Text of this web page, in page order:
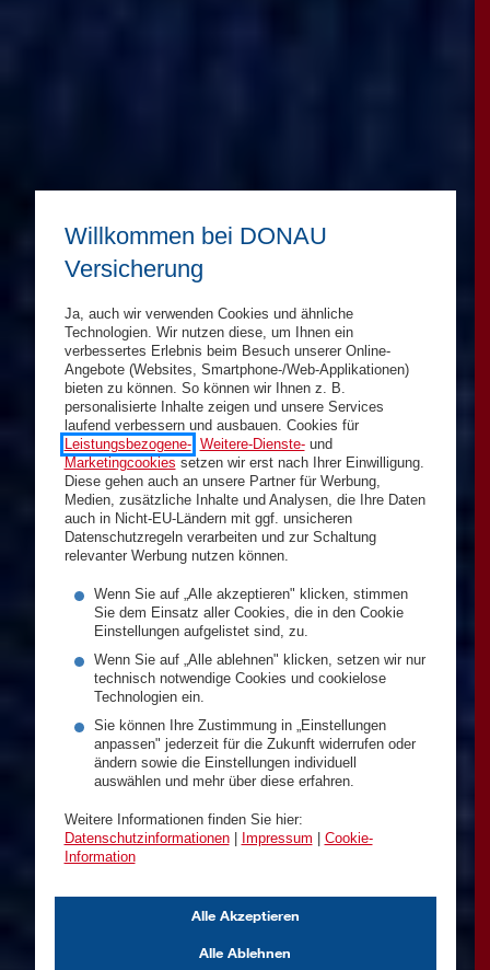
Willkommen bei DONAU
Versicherung
Ja, auch wir verwenden Cookies und ähnliche
Technologien. Wir nutzen diese, um Ihnen ein
verbessertes Erlebnis beim Besuch unserer Online-
Angebote (Websites, Smartphone-/Web-Applikationen)
bieten zu können. So können wir Ihnen z. B.
personalisierte Inhalte zeigen und unsere Services
laufend verbessern und ausbauen. Cookies für
Leistungsbezogene-, Weitere-Dienste-und
Marketingcookies setzen wir erst nach Ihrer Einwilligung.
Diese gehen auch an unsere Partner für Werbung,
Medien, zusätzliche Inhalte und Analysen, die Ihre Daten
auch in Nicht-EU-Ländern mit ggf. unsicheren
Datenschutzregeln verarbeiten und zur Schaltung
relevanter Werbung nutzen können.
Wenn Sie auf „Alle akzeptieren" klicken, stimmen
Sie dem Einsatz aller Cookies, die in den Cookie
Einstellungen aufgelistet sind, zu.
Wenn Sie auf „Alle ablehnen" klicken, setzen wir nur
technisch notwendige Cookies und cookielose
Technologien ein.
Sie können Ihre Zustimmung in „Einstellungen
anpassen" jederzeit für die Zukunft widerrufen oder
ändern sowie die Einstellungen individuell
auswählen und mehr über diese erfahren.
Weitere Informationen finden Sie hier:
Datenschutzinformationen| Impressum
Cookie-
Information
Alle Ablehnen
Alle Akzeptieren